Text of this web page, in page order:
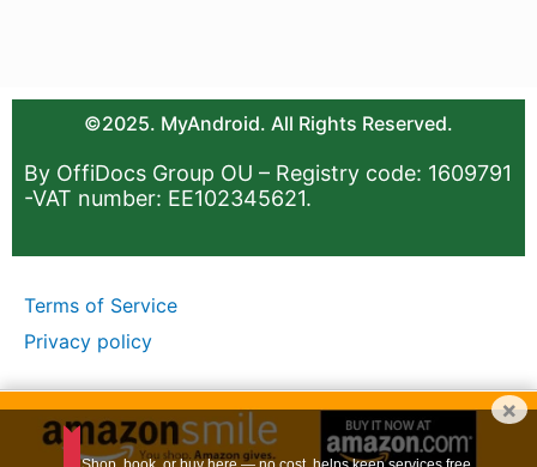
©2025. MyAndroid. All Rights Reserved.
By OffiDocs Group OU – Registry code: 1609791
-VAT number: EE102345621.
Terms of Service
Privacy policy
×